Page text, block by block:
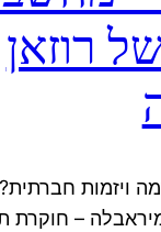
רוזאן
ויזמות
– חוקרת